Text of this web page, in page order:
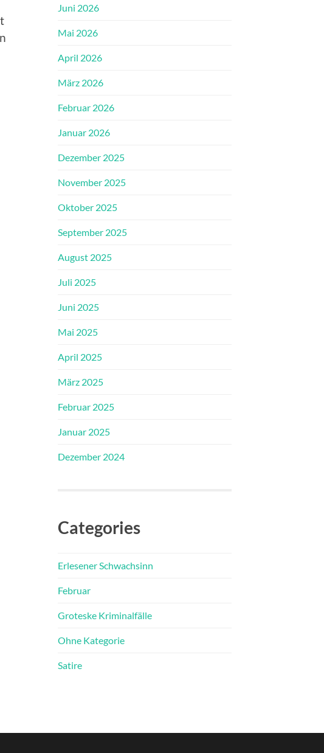
Juni 2026
Mai 2026
April 2026
März 2026
Februar 2026
Januar 2026
Dezember 2025
November 2025
Oktober 2025
September 2025
August 2025
Juli 2025
Juni 2025
Mai 2025
April 2025
März 2025
Februar 2025
Januar 2025
Dezember 2024
Categories
Erlesener Schwachsinn
Februar
Groteske Kriminalfälle
Ohne Kategorie
Satire